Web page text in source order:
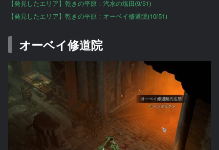
【発見したエリア】乾きの平原：汽水の塩田(9/51)
【発見したエリア】乾きの平原：オーベイ修道院(10/51)
オーベイ修道院